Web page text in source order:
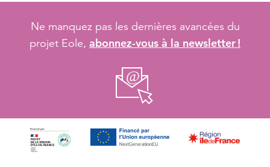
Ne manquez pas les dernières avancées du
projet Eole, abonnez-vous à la newsletter !